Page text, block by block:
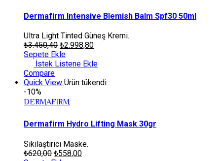
Dermafirm Intensive Blemish Balm Spf30 50ml
Ultra Light Tinted Güneş Kremi.
₺3.450,40 ₺2.998,80
Sepete Ekle
İstek Listene Ekle
Compare
Quick View Ürün tükendi
-10%
DERMAFIRM
Dermafirm Hydro Lifting Mask 30gr
Sıkılaştırıcı Maske.
₺620,00 ₺558,00